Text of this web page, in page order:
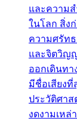
และความ
ในโลก สิ่ง
ความศรัท
และจิตวิญ
ออกเดินท
มีชื่อเสียง
ประวัติศา
งดงามเหล่